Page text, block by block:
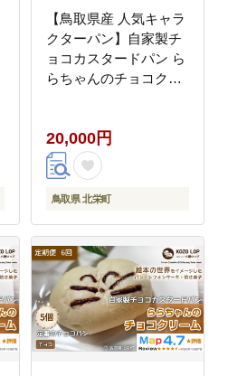
【鳥取県産 人気キャラ
クターパン】自家製チ
ョコカスタードパン ら
らちゃんのチョコクリ
20,000円
鳥取県 北栄町